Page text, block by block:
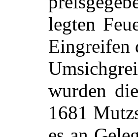
legten
Eingreifen
wurden
1681